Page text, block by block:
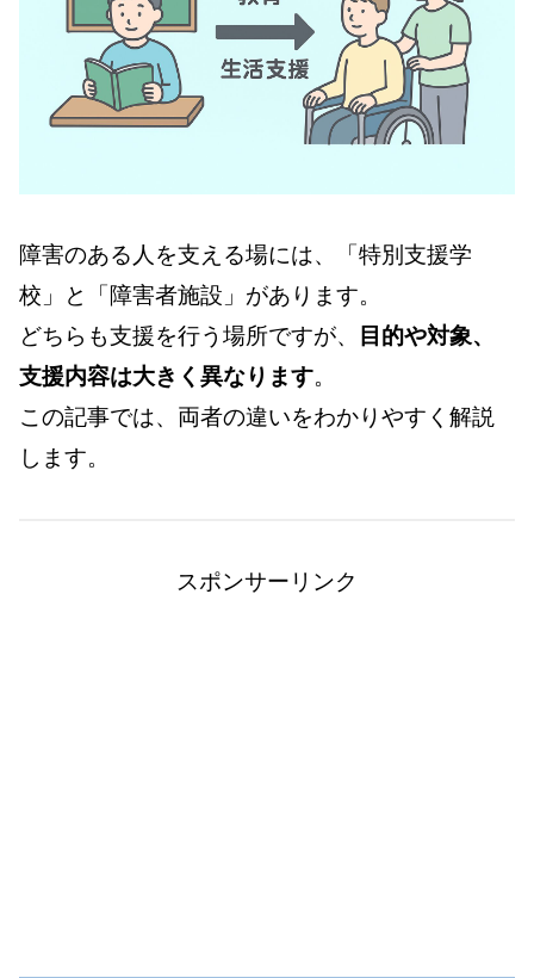
障害のある人を支える場には、「特別支援学
校」と「障害者施設」があります。
どちらも支援を行う場所ですが、
目的や対象、
支援内容は大きく異なります。
この記事では、両者の違いをわかりやすく解説
します。
スポンサーリンク